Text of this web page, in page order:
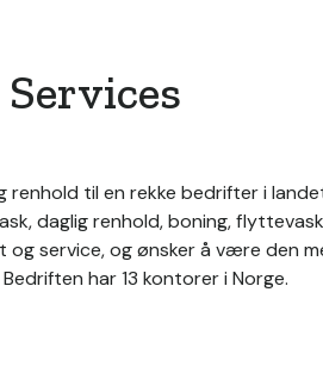
renhold til en rekke bedrifter i
daglig renhold, boning,
og service, og ønsker å være den
har 13 kontorer i Norge.